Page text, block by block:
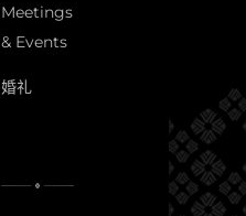
Meetings
& Events
婚礼